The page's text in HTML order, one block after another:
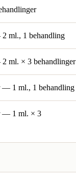
ml., 1 behandling
ml. × 3 behandlinger
— 1 ml., 1 behandling
— 1 ml. × 3